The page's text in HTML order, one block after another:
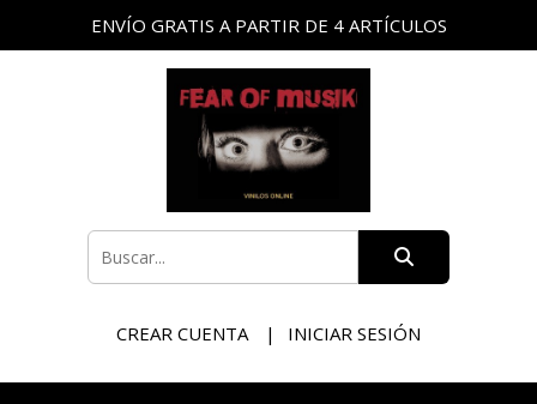
ENVÍO GRATIS A PARTIR DE 4 ARTÍCULOS
CREAR CUENTA INICIAR SESIÓN